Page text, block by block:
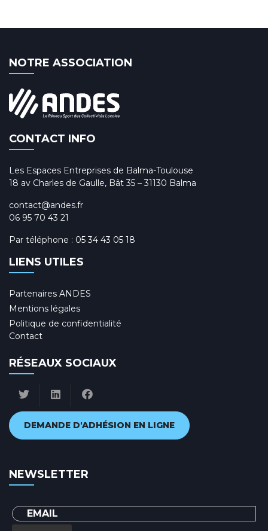
NOTRE ASSOCIATION
CONTACT INFO
Les Espaces Entreprises de Balma-Toulouse
18 av Charles de Gaulle, Bât 35 – 31130 Balma
contact@andes.fr
06 95 70 43 21
Par téléphone : 05 34 43 05 18
LIENS UTILES
Partenaires ANDES
Mentions légales
Politique de confidentialité
Contact
RÉSEAUX SOCIAUX
DEMANDE D'ADHÉSION EN LIGNE
NEWSLETTER